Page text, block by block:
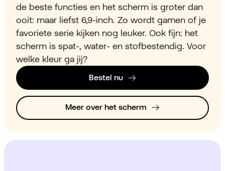
de beste functies en het scherm is groter dan
ooit: maar liefst 6,9-inch. Zo wordt gamen of je
favoriete serie kijken nog leuker. Ook fijn: het
scherm is spat-, water- en stofbestendig. Voor
welke kleur ga jij?
Bestel nu
Meer over het scherm